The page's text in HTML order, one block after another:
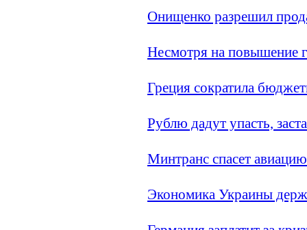
Онищенко разрешил
Несмотря на повышение
Греция сократила
Рублю дадут упасть,
Минтранс спасет
Экономика Украины